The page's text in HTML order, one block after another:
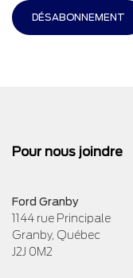
Pour nous joindre
Ford Granby
1144 rue Principale
Granby, Québec
J2J 0M2